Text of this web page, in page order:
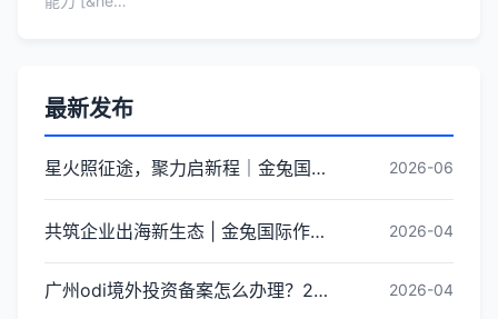
最新发布
星火照征途，聚力启新程｜金兔国际井冈山红色研学团建圆满收官 2026-06
共筑企业出海新生态 | 金兔国际作为代表单位亮相宝安区出海服务中心揭牌仪式 2026-04
广州odi境外投资备案怎么办理？2026年最新流程详解 2026-04